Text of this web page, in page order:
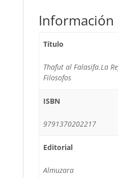
Información
Título
Thafut al Falasifa.La
Filosofos
ISBN
9791370202217
Editorial
Almuzara